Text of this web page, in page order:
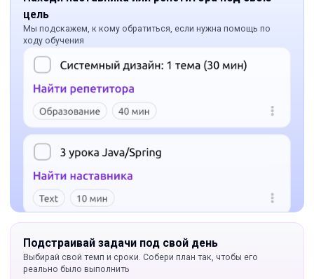
цель
Мы подскажем, к кому обратиться, если нужна помощь по
ходу обучения
Подстраивай задачи под свой день
Выбирай свой темп и сроки. Собери план так, чтобы его
реально было выполнить